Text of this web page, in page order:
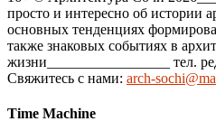
просто и интересно об истории
основных тенденциях
также знаковых событиях в
жизни_________________ тел.
Свяжитесь с нами: arch-
Time Machine